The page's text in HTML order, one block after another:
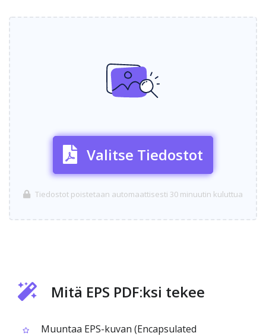
Valitse Tiedostot
Tiedostot poistetaan automaattisesti 30 minuutin kuluttua
Mitä EPS PDF:ksi tekee
Muuntaa EPS-kuvan (Encapsulated